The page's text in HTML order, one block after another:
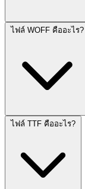
ไฟล์ WOFF คืออะไร?
ไฟล์ TTF คืออะไร?